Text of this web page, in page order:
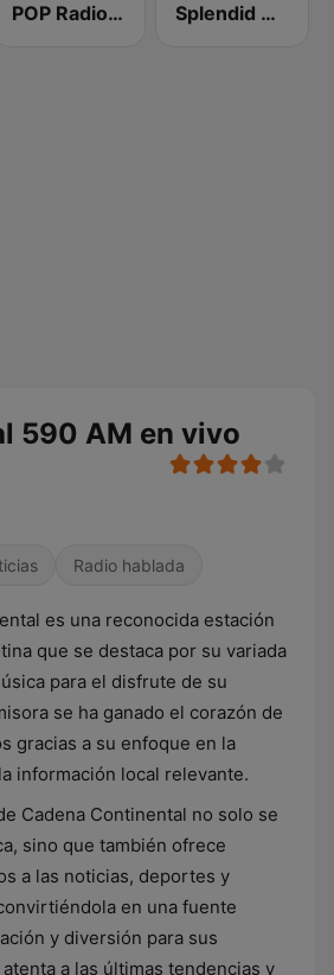
POP Radio 101.5 Splendid AM 990
590 AM en vivo
Radio hablada
es una reconocida estación
que se destaca por su variada
para el disfrute de su
se ha ganado el corazón de
gracias a su enfoque en la
información local relevante.
Cadena Continental no solo se
sino que también ofrece
a las noticias, deportes y
en una fuente
y diversión para sus
a las últimas tendencias y